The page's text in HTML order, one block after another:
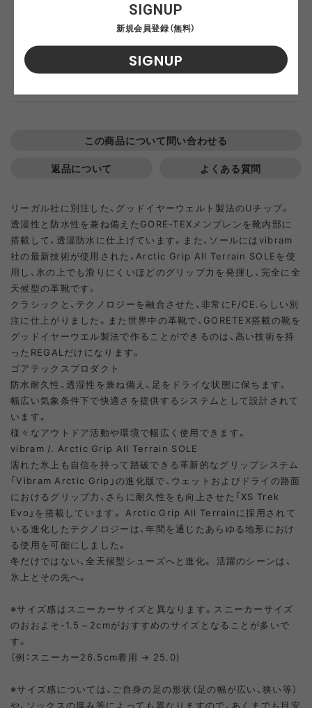
25.0 ADD TO CART
SIZE SELECT
24.0 SOLD OUT
SOLD OUT
27.0 SOLD OUT
28.0 SOLD OUT
BK(Grain Leather) SIZE SELECT
25.0 SOLD OUT
26.0 SOLD OUT
27.0 SOLD OUT
この商品について問い合わせる
返品について
よくある質問
リーガル社に別注した、グッドイヤーウェルト製法のUチップ。
透湿性と防水性を兼ね備えたGORE-TEXメンブレンを靴内部に
搭載して、透湿防水に仕上げています。また、ソールにはvibram
社の最新技術が使用された、Arctic Grip All Terrain SOLEを使
用し、氷の上でも滑りにくいほどのグリップ力を発揮し、完全に全
天候型の革靴です。
クラシックと、テクノロジーを融合させた、非常にF/CE.らしい別
注に仕上がりました。また世界中の革靴で、GORETEX搭載の靴を
グッドイヤーウエル製法で作ることができるのは、高い技術を持
ったREGALだけになります。
ゴアテックスプロダクト
防水耐久性、透湿性を兼ね備え、足をドライな状態に保ちます。
幅広い気象条件下で快適さを提供するシステムとして設計されて
います。
様々なアウトドア活動や環境で幅広く使用できます。
vibram /. Arctic Grip All Terrain SOLE
濡れた氷上も自信を持って踏破できる革新的なグリップシステム
「Vibram Arctic Grip」の進化版で、ウェットおよびドライの路面
におけるグリップ力、さらに耐久性をも向上させた「XS Trek
Evo」を搭載しています。 Arctic Grip All Terrainに採用されて
いる進化したテクノロジーは、年間を通じたあらゆる地形におけ
る使用を可能にしました。
冬だけではない、全天候型シューズへと進化。 活躍のシーンは、
氷上とその先へ。
※サイズ感はスニーカーサイズと異なります。スニーカーサイズ
のおおよそ-1.5～2cmがおすすめのサイズとなることが多いで
す。
（例：スニーカー26.5cm着用 → 25.0)
※サイズ感については、ご自身の足の形状（足の幅が広い、狭い等）
や、ソックスの厚み等によっても異なりますので、あくまでも目安
SIGNUP
新規会員登録（無料）
SIGNUP